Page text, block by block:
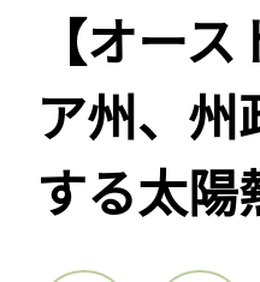
【オー
ア州、
する太